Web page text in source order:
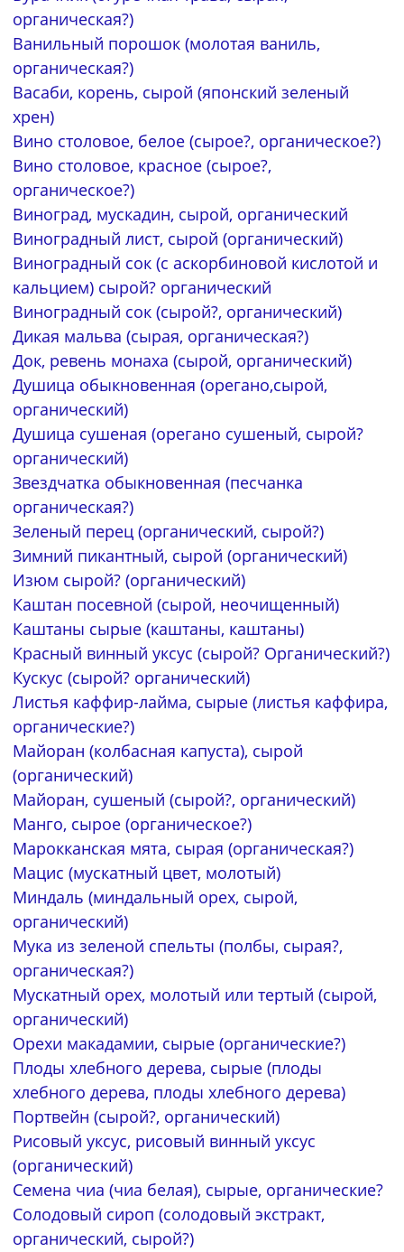
органическая?)
Ванильный порошок (молотая ваниль,
органическая?)
Васаби, корень, сырой (японский зеленый
хрен)
Вино столовое, белое (сырое?, органическое?)
Вино столовое, красное (сырое?,
органическое?)
Виноград, мускадин, сырой, органический
Виноградный лист, сырой (органический)
Виноградный сок (с аскорбиновой кислотой и
кальцием) сырой? органический
Виноградный сок (сырой?, органический)
Дикая мальва (сырая, органическая?)
Док, ревень монаха (сырой, органический)
Душица обыкновенная (орегано,сырой,
органический)
Душица сушеная (орегано сушеный, сырой?
органический)
Звездчатка обыкновенная (песчанка
органическая?)
Зеленый перец (органический, сырой?)
Зимний пикантный, сырой (органический)
Изюм сырой? (органический)
Каштан посевной (сырой, неочищенный)
Каштаны сырые (каштаны, каштаны)
Красный винный уксус (сырой? Органический?)
Кускус (сырой? органический)
Листья каффир-лайма, сырые (листья каффира,
органические?)
Майоран (колбасная капуста), сырой
(органический)
Майоран, сушеный (сырой?, органический)
Манго, сырое (органическое?)
Марокканская мята, сырая (органическая?)
Мацис (мускатный цвет, молотый)
Миндаль (миндальный орех, сырой,
органический)
Мука из зеленой спельты (полбы, сырая?,
органическая?)
Мускатный орех, молотый или тертый (сырой,
органический)
Орехи макадамии, сырые (органические?)
Плоды хлебного дерева, сырые (плоды
хлебного дерева, плоды хлебного дерева)
Портвейн (сырой?, органический)
Рисовый уксус, рисовый винный уксус
(органический)
Семена чиа (чиа белая), сырые, органические?
Солодовый сироп (солодовый экстракт,
органический, сырой?)